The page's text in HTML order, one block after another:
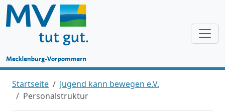
Startseite
Jugend kann bewegen e.V.
Personalstruktur